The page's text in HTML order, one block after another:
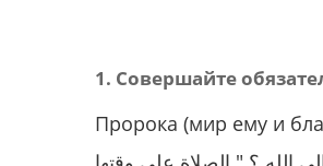
1. Совершайте
Пророка (мир ему и